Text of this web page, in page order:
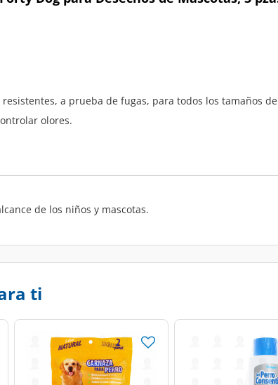
a prueba de fugas, para todos los tamaños
olores.
de los niños y mascotas.
ti